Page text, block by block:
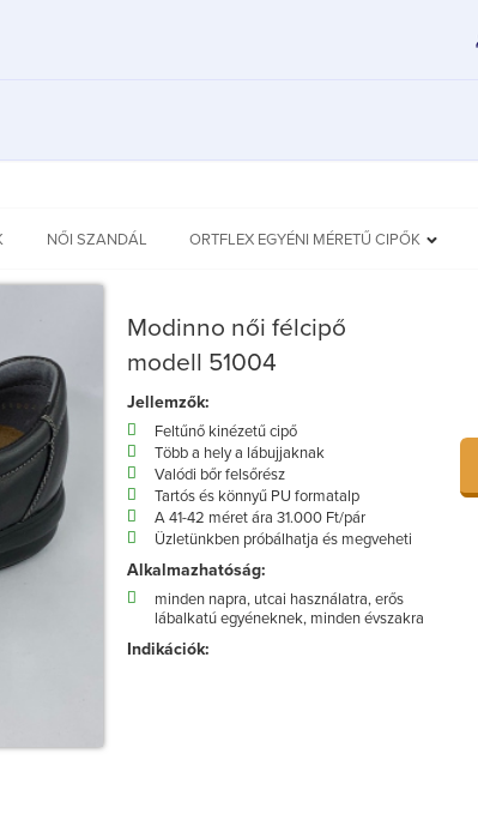
NŐI SZANDÁL ORTFLEX EGYÉNI MÉRETŰ CIPŐK
Modinno női félcipő
modell 51004
Jellemzők:
Feltűnő kinézetű cipő
Több a hely a lábujjaknak
Valódi bőr felsőrész
Tartós és könnyű PU formatalp
A 41-42 méret ára 31.000 Ft/pár
Üzletünkben próbálhatja és megveheti
Alkalmazhatóság:
minden napra, utcai használatra, erős
lábalkatú egyéneknek, minden évszakra
Indikációk: